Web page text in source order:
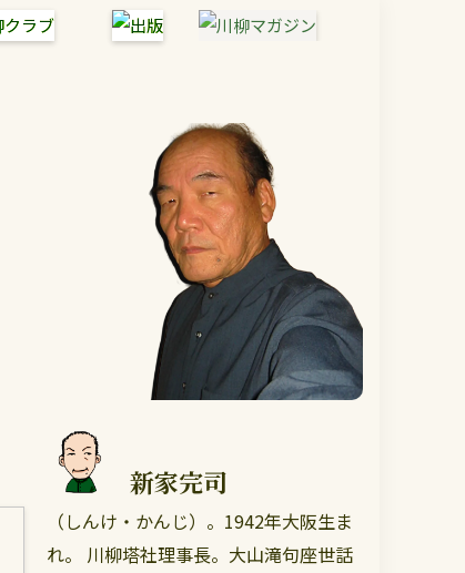
新家完司
（しんけ・かんじ）。1942年大阪生ま
れ。 川柳塔社理事長。大山滝句座世話